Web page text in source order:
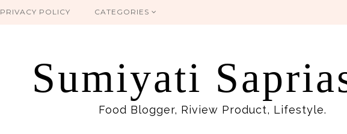
PRIVACY POLICY CATEGORIES
Sumiyati
Food Blogger, Riview Product, Lifestyle.